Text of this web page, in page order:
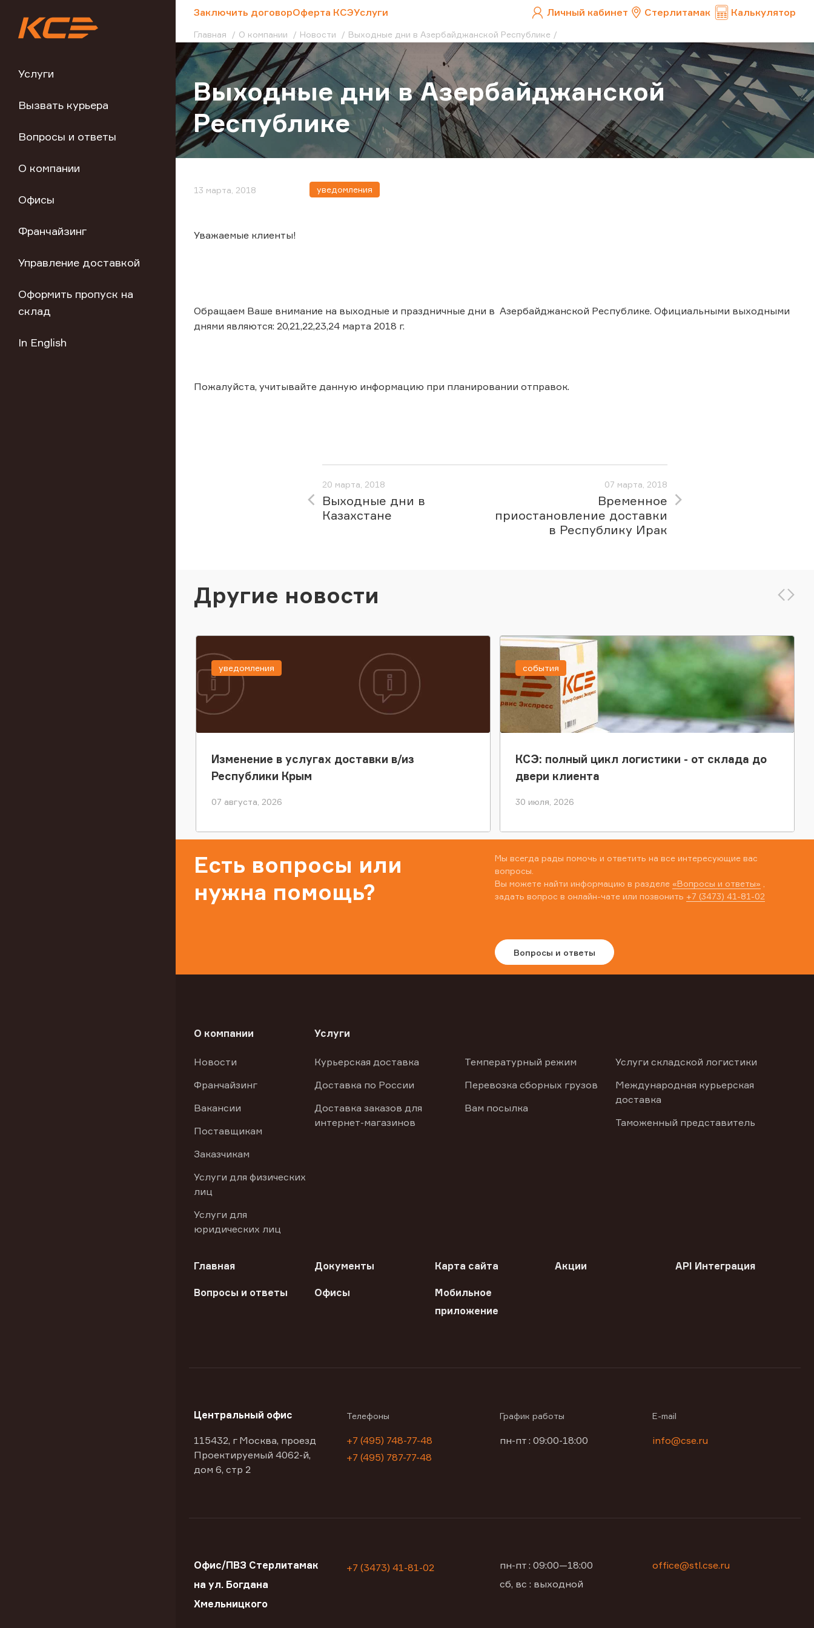
Услуги
Вызвать курьера
Вопросы и ответы
О компании
Офисы
Франчайзинг
Управление доставкой
Оформить пропуск на
склад
In English
Заключить договорОферта КСЭУслуги Личный кабинет Стерлитамак Калькулятор
Главная О компании Новости Выходные дни в Азербайджанской Республике
Выходные дни в Азербайджанской
Республике
13 марта, 2018 уведомления
Уважаемые клиенты!
Обращаем Ваше внимание на выходные и праздничные дни в Азербайджанской Республике. Официальными выходными
днями являются: 20,21,22,23,24 марта 2018 г.
Пожалуйста, учитывайте данную информацию при планировании отправок.
20 марта, 2018
Выходные дни в
Казахстане
07 марта, 2018
Временное
приостановление доставки
в Республику Ирак
Другие новости
Изменение в услугах доставки в/из
Республики Крым
07 августа, 2026
уведомления
КСЭ: полный цикл логистики - от склада до
двери клиента
30 июля, 2026
события
Есть вопросы или
нужна помощь?
Мы всегда рады помочь и ответить на все интересующие вас
вопросы.
Вы можете найти информацию в разделе «Вопросы и ответы»
задать вопрос в онлайн-чате или позвонить +7 (3473) 41-81-02
Вопросы и ответы
О компании
Новости
Франчайзинг
Вакансии
Поставщикам
Заказчикам
Услуги для физических
лиц
Услуги для
юридических лиц
Услуги
Курьерская доставка
Доставка по России
Доставка заказов для
интернет-магазинов
Температурный режим
Перевозка сборных грузов
Вам посылка
Услуги складской логистики
Международная курьерская
доставка
Таможенный представитель
Главная Документы Карта сайта Акции API Интеграция
Вопросы и ответы Офисы
Мобильное
приложение
Центральный офис
115432, г Москва, проезд
Проектируемый 4062-й,
дом 6, стр 2
Телефоны
+7 (495) 748-77-48
+7 (495) 787-77-48
График работы
пн-пт : 09:00-18:00
E-mail
info@cse.ru
Офис/ПВЗ Стерлитамак
на ул. Богдана
Хмельницкого
+7 (3473) 41-81-02
пн-пт : 09:00—18:00
сб, вс : выходной
office@stl.cse.ru